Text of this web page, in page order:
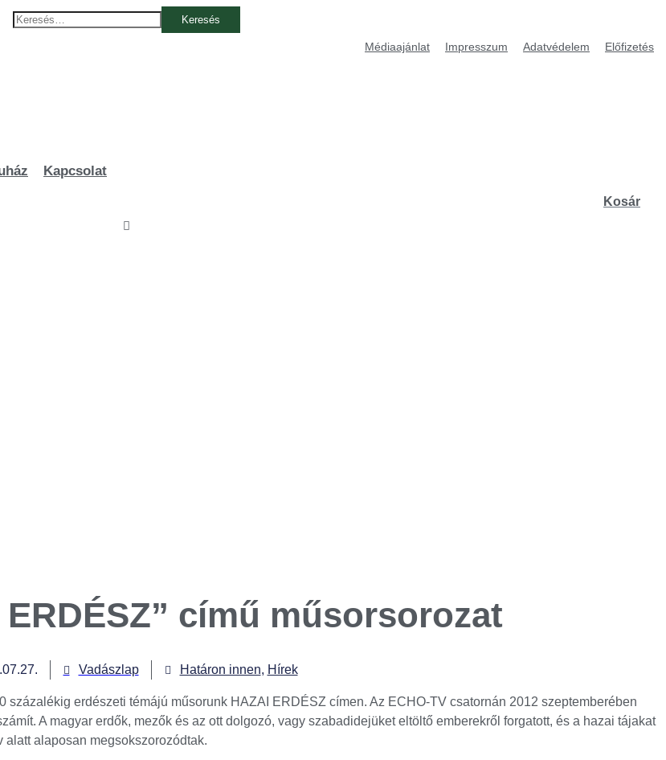
Keresés:
Médiaajánlat Impresszum Adatvédelem Előfizetés
Kapcsolat
Kosár
című műsorsorozat
Vadászlap Határon innen, Hírek
erdészeti témájú műsorunk HAZAI ERDÉSZ címen. Az ECHO-TV csatornán 2012 szeptemberében
A magyar erdők, mezők és az ott dolgozó, vagy szabadidejüket eltöltő emberekről forgatott, és a hazai tájakat
alaposan megsokszorozódtak.